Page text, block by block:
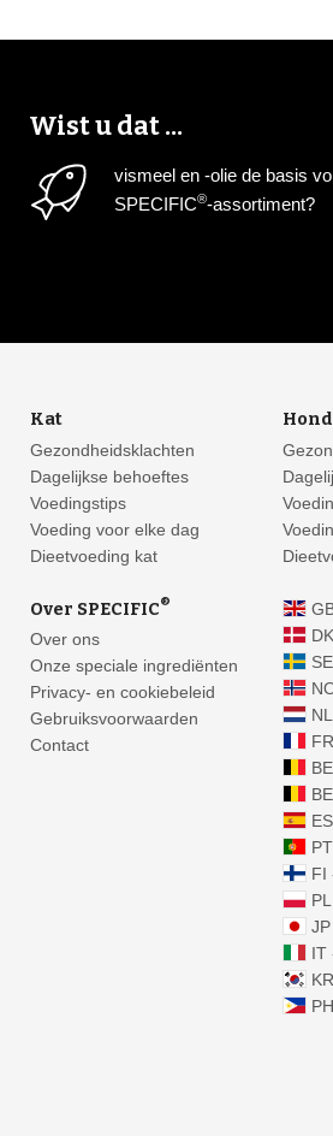
Wist u dat ...
vismeel en -olie de basis
SPECIFIC®-assortiment?
Kat
Gezondheidsklachten
Dagelijkse behoeftes
Voedingstips
Voeding voor elke dag
Dieetvoeding kat
Hond
Over SPECIFIC®
Over ons
Onze speciale ingrediënten
Privacy- en cookiebeleid
Gebruiksvoorwaarden
Contact
FI